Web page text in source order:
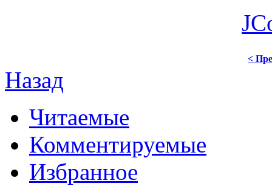
<
Назад
Читаемые
Комментируемые
Избранное